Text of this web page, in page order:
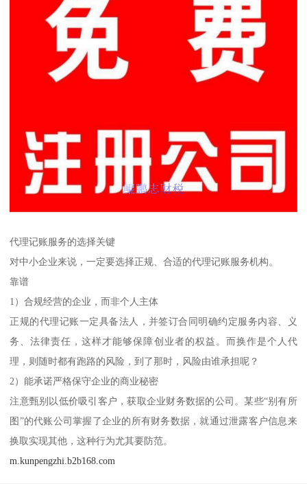
代理记账服务的选择关键
对中小企业来说，一定要选择正规、合适的代理记账服务机构。
靠谱
1）合规经营的企业，而非个人主体
正规的代理记账一定具备法人，并签订合同明确约定服务内容、义
务、法律责任，这样才能够保障创业者的权益。而换作是个人代
理，则随时都有跑路的风险，到了那时，风险由谁承担呢？
2）能承诺严格保守企业的商业秘密
注意甄别以低价吸引客户，获取企业财务数据的公司。某些“别有所
图”的代账公司掌握了企业的所有财务数据，就通过泄露客户信息来
换取实现其他，这种行为尤其要防范。
m.kunpengzhi.b2b168.com